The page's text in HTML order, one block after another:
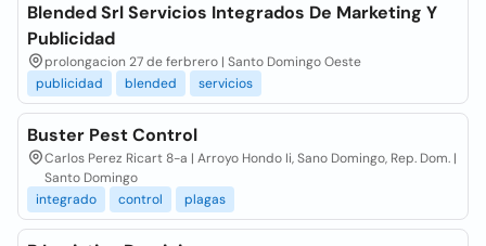
Blended Srl Servicios Integrados De Marketing Y
Publicidad
prolongacion 27 de ferbrero | Santo Domingo Oeste
publicidad
blended servicios
Buster Pest Control
Carlos Perez Ricart 8-a | Arroyo Hondo Ii, Sano Domingo, Rep. Dom. |
Santo Domingo
integrado
control plagas